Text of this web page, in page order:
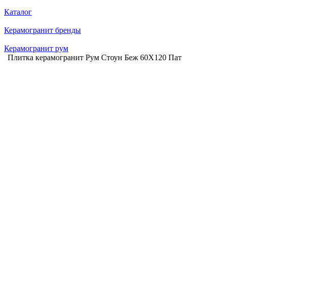
Каталог
Керамогранит бренды
Керамогранит рум
Плитка керамогранит Рум Стоун Беж 60X120 Пат